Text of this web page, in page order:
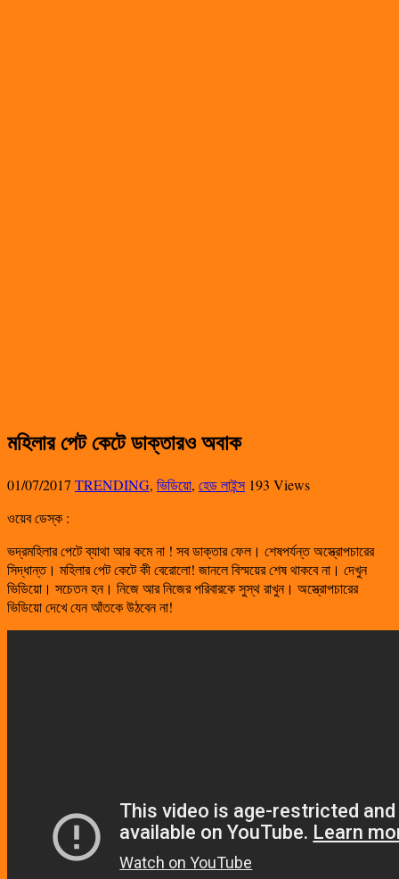
মহিলার পেট কেটে ডাক্তারও অবাক
01/07/2017 TRENDING, ভিডিয়ো, হেড লাইন্স 193 Views
ওয়েব ডেস্ক :
ভদ্রমহিলার পেটে ব্যাথা আর কমে না ! সব ডাক্তার ফেল। শেষপর্যন্ত অস্ত্রোপচারের
সিদ্ধান্ত। মহিলার পেট কেটে কী বেরোলো! জানলে বিস্ময়ের শেষ থাকবে না। দেখুন
ভিডিয়ো। সচেতন হন। নিজে আর নিজের পরিবারকে সুস্থ রাখুন। অস্ত্রোপচারের
ভিডিয়ো দেখে যেন আঁতকে উঠবেন না!